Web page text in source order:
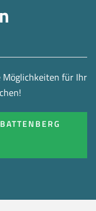
Möglichkeiten für Ihr